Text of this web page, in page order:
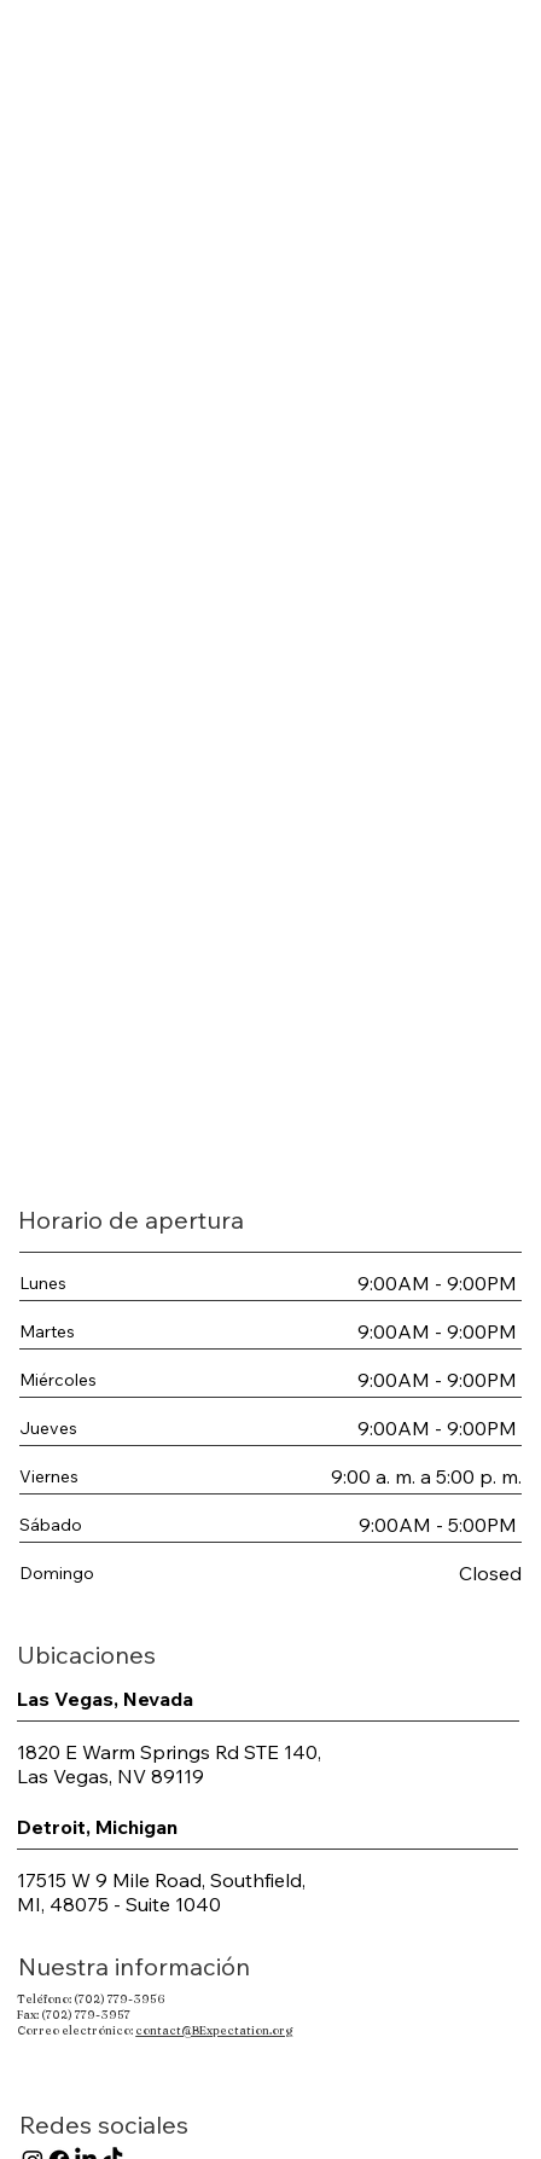
Horario de apertura
Lunes 9:00AM - 9:00PM
Martes 9:00AM - 9:00PM
Miércoles 9:00AM - 9:00PM
Jueves 9:00AM - 9:00PM
Viernes 9:00 a. m. a 5:00 p. m.
Sábado 9:00AM - 5:00PM
Domingo Closed
Ubicaciones
Las Vegas, Nevada
1820 E Warm Springs Rd STE 140,
Las Vegas, NV 89119
Detroit, Michigan
17515 W 9 Mile Road, Southfield,
MI, 48075 - Suite 1040
Nuestra información
Teléfono: (702) 779-3956
Fax: (702) 779-3957
Correo electrónico: contact@BExpectation.org
Redes sociales